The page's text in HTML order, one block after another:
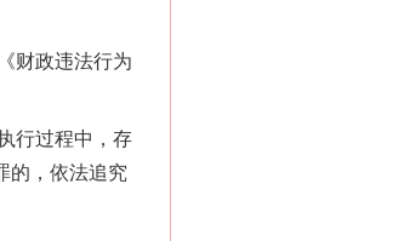
财政违法行为
行过程中，存
的，依法追究